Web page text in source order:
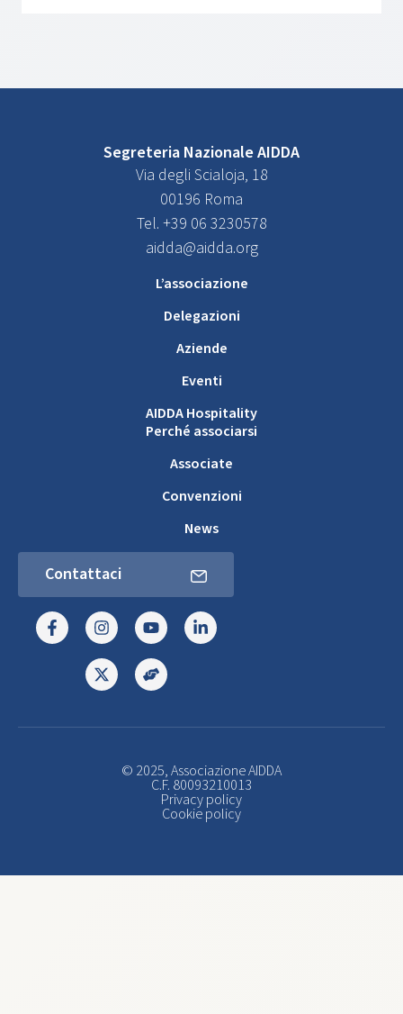
Segreteria Nazionale AIDDA
Via degli Scialoja, 18
00196 Roma
Tel. +39 06 3230578
aidda@aidda.org
L’associazione
Delegazioni
Aziende
Eventi
AIDDA Hospitality
Perché associarsi
Associate
Convenzioni
News
Contattaci
© 2025, Associazione AIDDA
C.F. 80093210013
Privacy policy
Cookie policy